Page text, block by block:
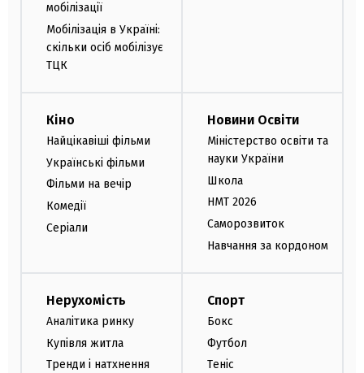
мобілізації
Мобілізація в Україні:
скільки осіб мобілізує
ТЦК
Кіно
Найцікавіші фільми
Українські фільми
Фільми на вечір
Комедії
Серіали
Новини Освіти
Міністерство освіти та
науки України
Школа
НМТ 2026
Саморозвиток
Навчання за кордоном
Нерухомість
Аналітика ринку
Купівля житла
Тренди і натхнення
Спорт
Бокс
Футбол
Теніс